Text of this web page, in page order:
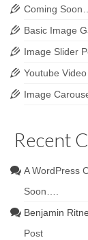
Coming
Basic Image
Image Slider
Youtube
Image
Recent
A WordPress
Soon….
Benjamin
Post